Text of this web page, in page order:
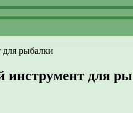
рыбалки
для